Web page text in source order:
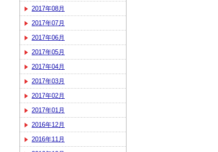
2017年08月
2017年07月
2017年06月
2017年05月
2017年04月
2017年03月
2017年02月
2017年01月
2016年12月
2016年11月